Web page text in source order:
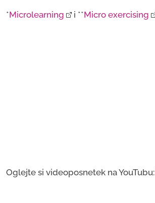
*Microlearning i **Micro exercising
Oglejte si videoposnetek na YouTubu: